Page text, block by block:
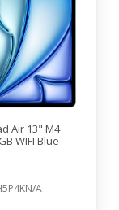
Air 13" M4
WIFI Blue
A